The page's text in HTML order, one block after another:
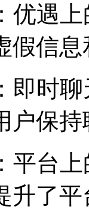
优遇
假信
即时
户保
平台
升了